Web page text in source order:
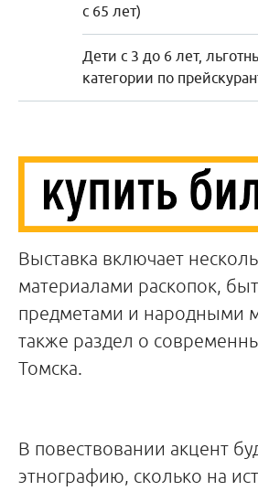
с 65 лет)
Дети с 3 до 6 лет,
категории по
Выставка включает
материалами раскопок,
предметами и народными
также раздел о
Томска.
В повествовании акцент
этнографию, сколько на